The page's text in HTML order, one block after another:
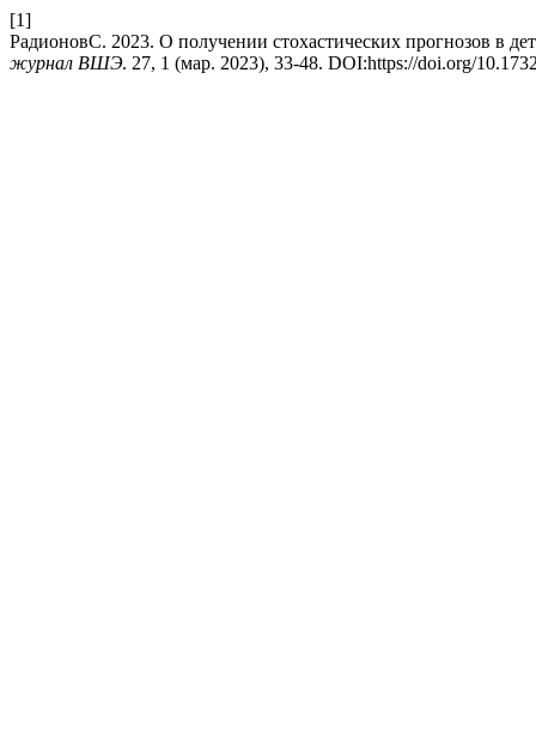
[1]
РадионовС. 2023. О получении стохастических прогнозов в
журнал ВШЭ. 27, 1 (мар. 2023), 33-48. DOI:https://doi.org/